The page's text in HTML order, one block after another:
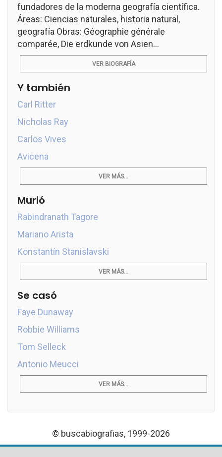
fundadores de la moderna geografía científica.
Áreas: Ciencias naturales, historia natural,
geografía Obras: Géographie générale
comparée, Die erdkunde von Asien...
VER BIOGRAFÍA
Y también
Carl Ritter
Nicholas Ray
Carlos Vives
Avicena
VER MÁS...
Murió
Rabindranath Tagore
Mariano Arista
Konstantín Stanislavski
VER MÁS...
Se casó
Faye Dunaway
Robbie Williams
Tom Selleck
Antonio Meucci
VER MÁS...
© buscabiografias, 1999-2026